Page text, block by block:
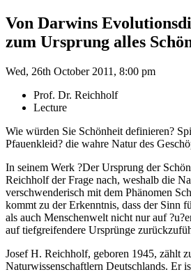
Von Darwins
zum Ursprung alles
Wed, 26th October 2011, 8:00 pm
Prof. Dr. Reichholf
Lecture
Wie würden Sie Schönheit definieren?
Pfauenkleid? die wahre Natur des
In seinem Werk ?Der Ursprung der
Reichholf der Frage nach, weshalb die
verschwenderisch mit dem Phänomen
kommt zu der Erkenntnis, dass der Sinn
als auch Menschenwelt nicht nur auf
auf tiefgreifendere Ursprünge
Josef H. Reichholf, geboren 1945, zählt
Naturwissenschaftlern Deutschlands. Er